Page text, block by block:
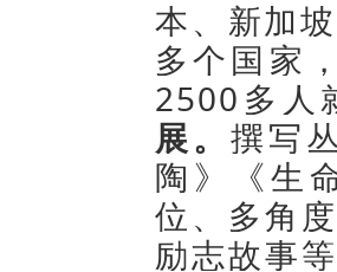
本、新加
多个国家
2500多人
展。 撰写
陶》《生
位、多角
励志故事